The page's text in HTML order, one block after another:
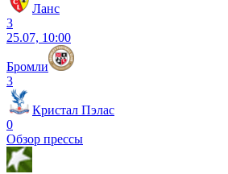
Ланс
3
25.07, 10:00
Бромли
3
Кристал Пэлас
0
Обзор прессы